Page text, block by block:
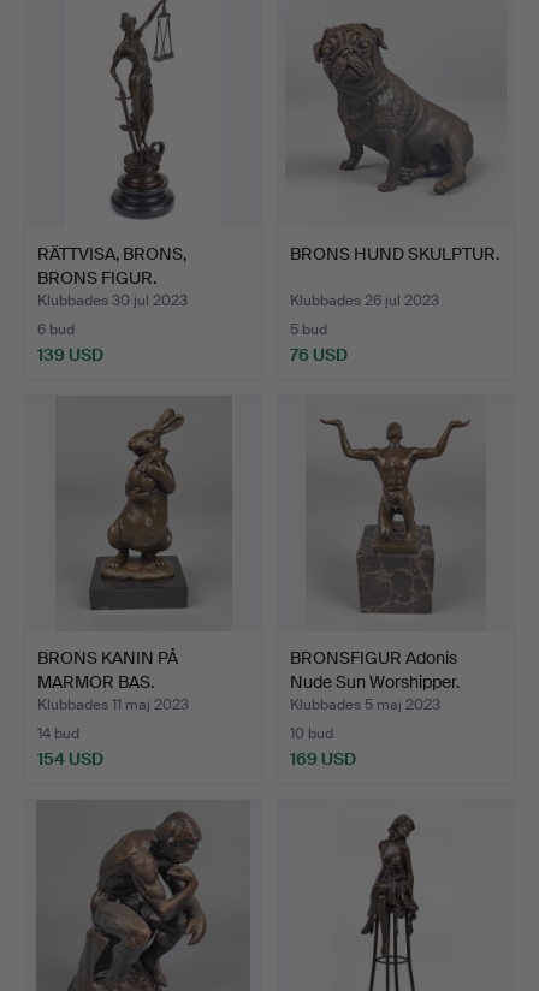
RÄTTVISA, BRONS,
BRONS FIGUR.
Klubbades 30 jul 2023
6 bud
139 USD
BRONS HUND SKULPTUR.
Klubbades 26 jul 2023
5 bud
76 USD
BRONS KANIN PÅ
MARMOR BAS.
Klubbades 11 maj 2023
14 bud
154 USD
BRONSFIGUR Adonis
Nude Sun Worshipper.
Klubbades 5 maj 2023
10 bud
169 USD